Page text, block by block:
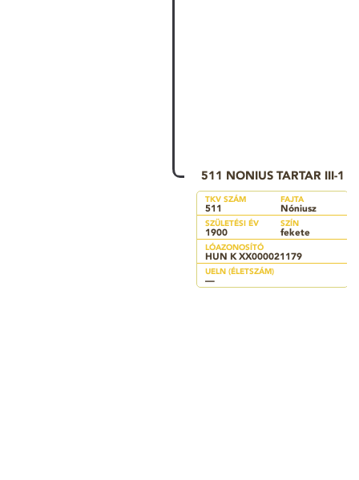
511 NONIUS TARTAR III-1
TKV SZÁM
511
FAJTA
Nóniusz
SZÜLETÉSI ÉV
1900
SZÍN
fekete
LÓAZONOSÍTÓ
HUN K XX000021179
UELN (ÉLETSZÁM)
—